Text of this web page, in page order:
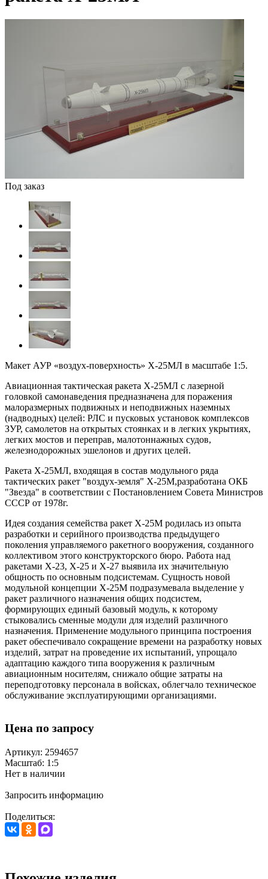
Под заказ
Макет АУР «воздух-поверхность» Х-25МЛ в масштабе 1:5.
Авиационная тактическая ракета Х-25МЛ с лазерной
головкой самонаведения предназначена для поражения
малоразмерных подвижных и неподвижных наземных
(надводных) целей: РЛС и пусковых установок комплексов
ЗУР, самолетов на открытых стоянках и в легких укрытиях,
легких мостов и переправ, малотоннажных судов,
железнодорожных эшелонов и других целей.
Ракета Х-25МЛ, входящая в состав модульного ряда
тактических ракет "воздух-земля" Х-25М,разработана ОКБ
"Звезда" в соответствии с Постановлением Совета Министров
СССР от 1978г.
Идея создания семейства ракет Х-25М родилась из опыта
разработки и серийного производства предыдущего
поколения управляемого ракетного вооружения, созданного
коллективом этого конструкторского бюро. Работа над
ракетами Х-23, Х-25 и Х-27 выявила их значительную
общность по основным подсистемам. Сущность новой
модульной концепции Х-25М подразумевала выделение у
ракет различного назначения общих подсистем,
формирующих единый базовый модуль, к которому
стыковались сменные модули для изделий различного
назначения. Применение модульного принципа построения
ракет обеспечивало сокращение времени на разработку новых
изделий, затрат на проведение их испытаний, упрощало
адаптацию каждого типа вооружения к различным
авиационным носителям, снижало общие затраты на
переподготовку персонала в войсках, облегчало техническое
обслуживание эксплуатирующими организациями.
Цена по запросу
Артикул: 2594657
Масштаб: 1:5
Нет в наличии
Запросить информацию
Поделиться: